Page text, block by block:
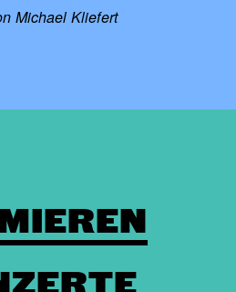
Michael Kliefert